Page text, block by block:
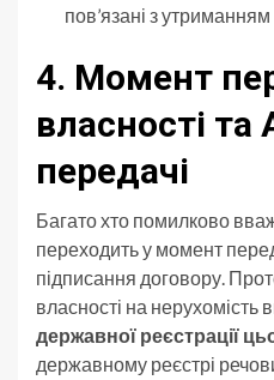
пов’язані з
4. Момент
власності
передачі
Багато хто помилково
переходить у момент
підписання договору.
власності на
державної реєстрації
державному реєстрі